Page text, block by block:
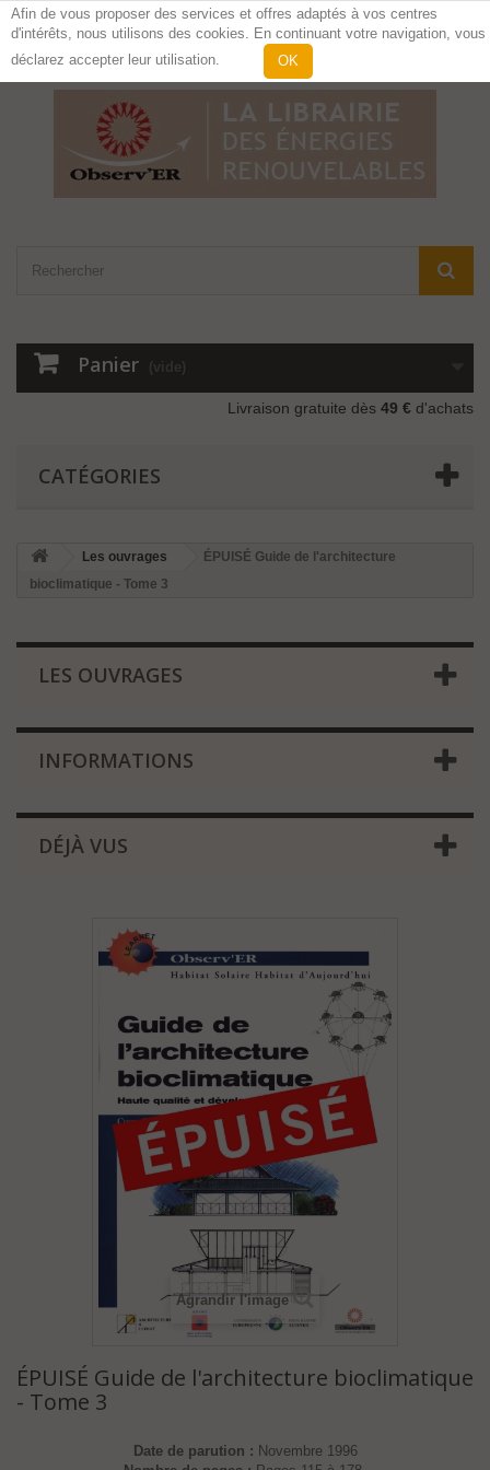
Contactez-nous
Panier (vide)
Livraison gratuite dès 49 € d'achats
CATÉGORIES
Les ouvrages
ÉPUISÉ Guide de l'architecture
bioclimatique - Tome 3
LES OUVRAGES
INFORMATIONS
DÉJÀ VUS
Agrandir l'image
ÉPUISÉ Guide de l'architecture bioclimatique
- Tome 3
Date de parution : Novembre 1996
Afin de vous proposer des services et offres adaptés à vos centres
d'intérêts, nous utilisons des cookies. En continuant votre navigation, vous
déclarez accepter leur utilisation.
OK